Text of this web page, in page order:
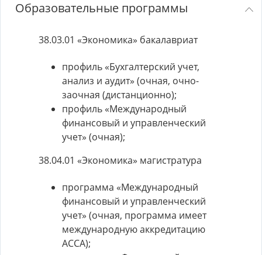
Образовательные программы
38.03.01 «Экономика» бакалавриат
профиль «Бухгалтерский учет,
анализ и аудит» (очная, очно-
заочная (дистанционно);
профиль «Международный
финансовый и управленческий
учет» (очная);
38.04.01 «Экономика» магистратура
программа «Международный
финансовый и управленческий
учет» (очная, программа имеет
международную аккредитацию
АССА);